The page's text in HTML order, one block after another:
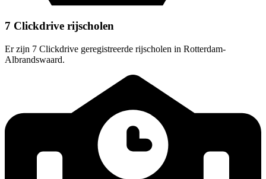
7 Clickdrive rijscholen
Er zijn 7 Clickdrive geregistreerde rijscholen in Rotterdam-
Albrandswaard.